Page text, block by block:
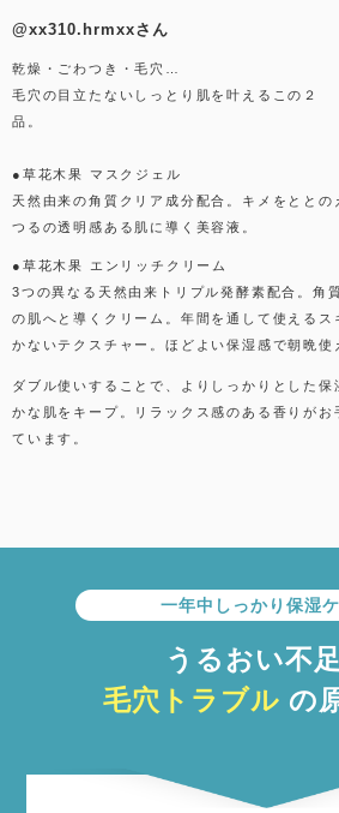
@xx310.hrmxxさん
乾燥・ごわつき・毛穴…
毛穴の目立たないしっとり肌を叶えるこの２
品。
●草花木果 マスクジェル
天然由来の角質クリア成分配合。キメをととの
つるの透明感ある肌に導く美容液。
●草花木果 エンリッチクリーム
3つの異なる天然由来トリプル発酵素配合。角
の肌へと導くクリーム。年間を通して使えるス
かないテクスチャー。ほどよい保湿感で朝晩使
ダブル使いすることで、よりしっかりとした保
かな肌をキープ。リラックス感のある香りが
ています。
一年中しっかり保湿ケ
うるおい不
毛穴トラブル の